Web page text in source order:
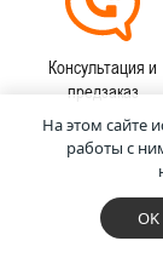
Консультация и
предзаказ
На этом сайте
работы с
OK